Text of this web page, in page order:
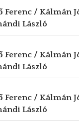
Ferenc / Kálmán
László
Ferenc / Kálmán
László
Ferenc / Kálmán
László